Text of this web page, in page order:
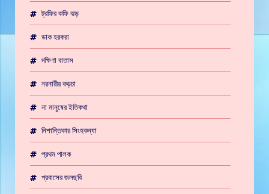
ট্রফির কফি ঝড়
ডাক হরকরা
দক্ষিণা বাতাস
নরনারীর কড়চা
না মানুষের ইতিকথা
নিশান্তিকার সিংহকন্যা
প্রথম পালক
প্রবাসের জলছবি